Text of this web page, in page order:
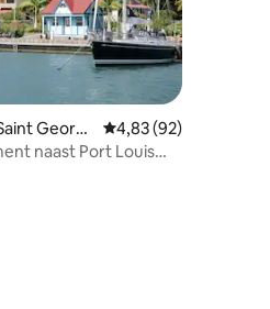
uit 5, 60 recensies
Georg
Gemiddelde
4,83 (92)
naast Port Louis